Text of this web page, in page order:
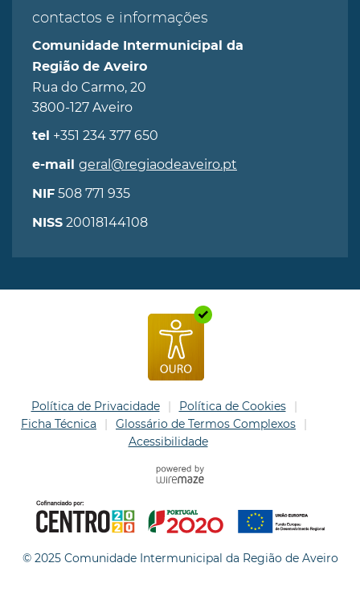
contactos e informações
Comunidade Intermunicipal da
Região de Aveiro
Rua do Carmo, 20
3800-127 Aveiro
tel +351 234 377 650
e-mail geral@regiaodeaveiro.pt
NIF 508 771 935
NISS 20018144108
Política de Privacidade
Política de Cookies
Ficha Técnica
Glossário de Termos Complexos
Acessibilidade
© 2025 Comunidade Intermunicipal da Região de Aveiro